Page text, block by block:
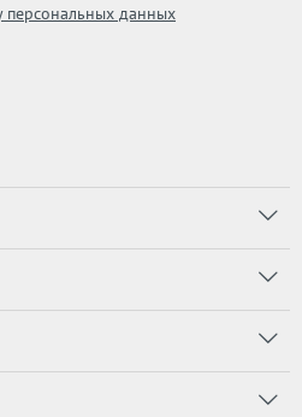
персональных данных